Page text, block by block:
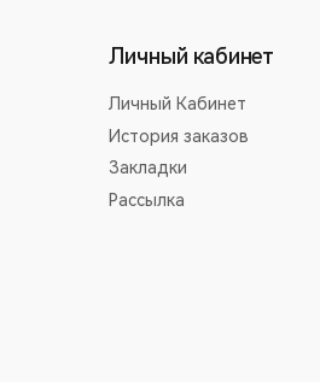
Личный кабинет
Личный Кабинет
История заказов
Закладки
Рассылка